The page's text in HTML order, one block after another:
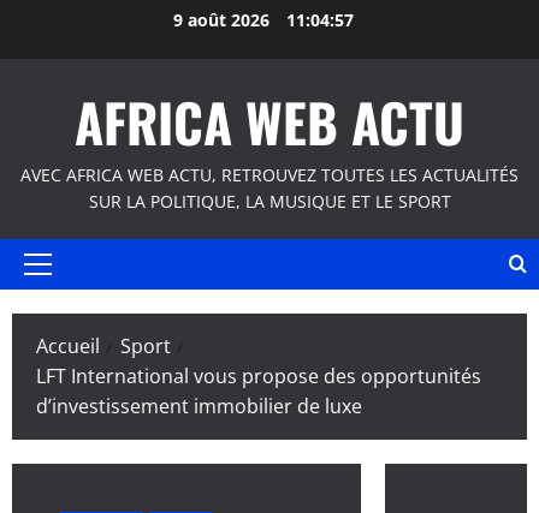
9 août 2026 11:04:57
AFRICA WEB ACTU
AVEC AFRICA WEB ACTU, RETROUVEZ TOUTES LES ACTUALITÉS
SUR LA POLITIQUE, LA MUSIQUE ET LE SPORT
Menu
Accueil
Sport
LFT International vous propose des opportunités
d’investissement immobilier de luxe